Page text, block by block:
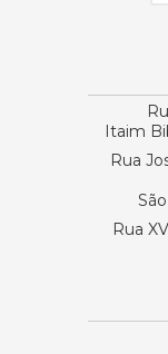
Itaim
Rua
Rua